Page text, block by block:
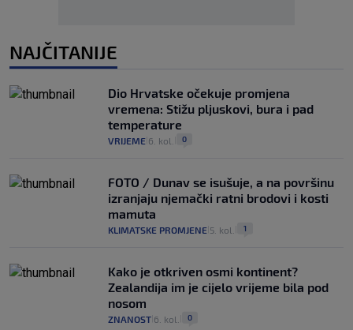
NAJČITANIJE
Dio Hrvatske očekuje promjena
vremena: Stižu pljuskovi, bura i pad
temperature
VRIJEME 6. kol. 0
FOTO / Dunav se isušuje, a na površinu
izranjaju njemački ratni brodovi i kosti
mamuta
KLIMATSKE PROMJENE 5. kol. 1
Kako je otkriven osmi kontinent?
Zealandija im je cijelo vrijeme bila pod
nosom
ZNANOST 6. kol. 0